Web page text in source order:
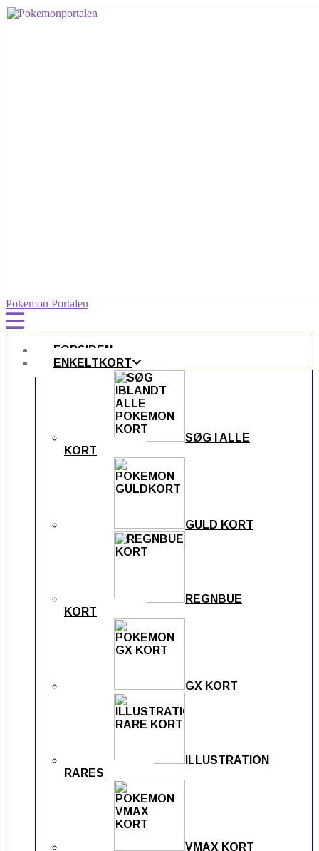
Pokemon Portalen
FORSIDEN
ENKELTKORT
SØG I ALLE
KORT
GULD KORT
REGNBUE
KORT
GX KORT
ILLUSTRATION
RARES
VMAX KORT